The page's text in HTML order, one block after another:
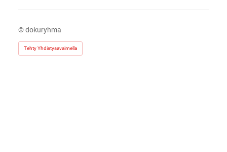
©dokuryhma
Tehty Yhdistysavaimella